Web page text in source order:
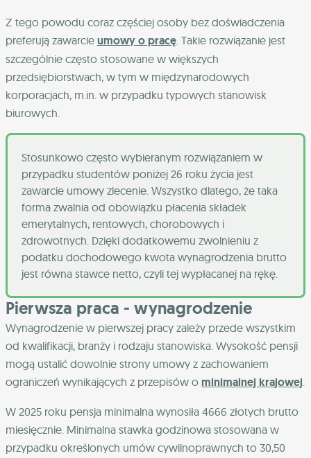
Z tego powodu coraz częściej osoby bez doświadczenia
preferują zawarcie umowy o pracę. Takie rozwiązanie jest
szczególnie często stosowane w większych
przedsiębiorstwach, w tym w międzynarodowych
korporacjach, m.in. w przypadku typowych stanowisk
biurowych.
Stosunkowo często wybieranym rozwiązaniem w
przypadku studentów poniżej 26 roku życia jest
zawarcie umowy zlecenie. Wszystko dlatego, że taka
forma zwalnia od obowiązku płacenia składek
emerytalnych, rentowych, chorobowych i
zdrowotnych. Dzięki dodatkowemu zwolnieniu z
podatku dochodowego kwota wynagrodzenia brutto
jest równa stawce netto, czyli tej wypłacanej na rękę.
Pierwsza praca - wynagrodzenie
Wynagrodzenie w pierwszej pracy zależy przede wszystkim
od kwalifikacji, branży i rodzaju stanowiska. Wysokość pensji
mogą ustalić dowolnie strony umowy z zachowaniem
ograniczeń wynikających z przepisów o minimalnej krajowej.
W 2025 roku pensja minimalna wynosiła 4666 złotych brutto
miesięcznie. Minimalna stawka godzinowa stosowana w
przypadku określonych umów cywilnoprawnych to 30,50